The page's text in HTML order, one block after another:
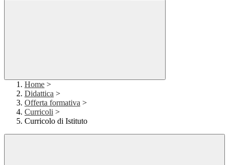
Home >
Didattica >
Offerta formativa >
Curricoli >
Curricolo di Istituto